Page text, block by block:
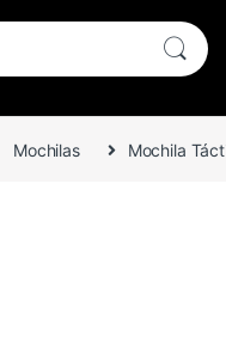
Mochilas Mochila